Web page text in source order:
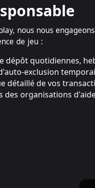
nous nous
de jeu :
dépôt quotidiennes,
exclusion
détaillé de vos
des organisations